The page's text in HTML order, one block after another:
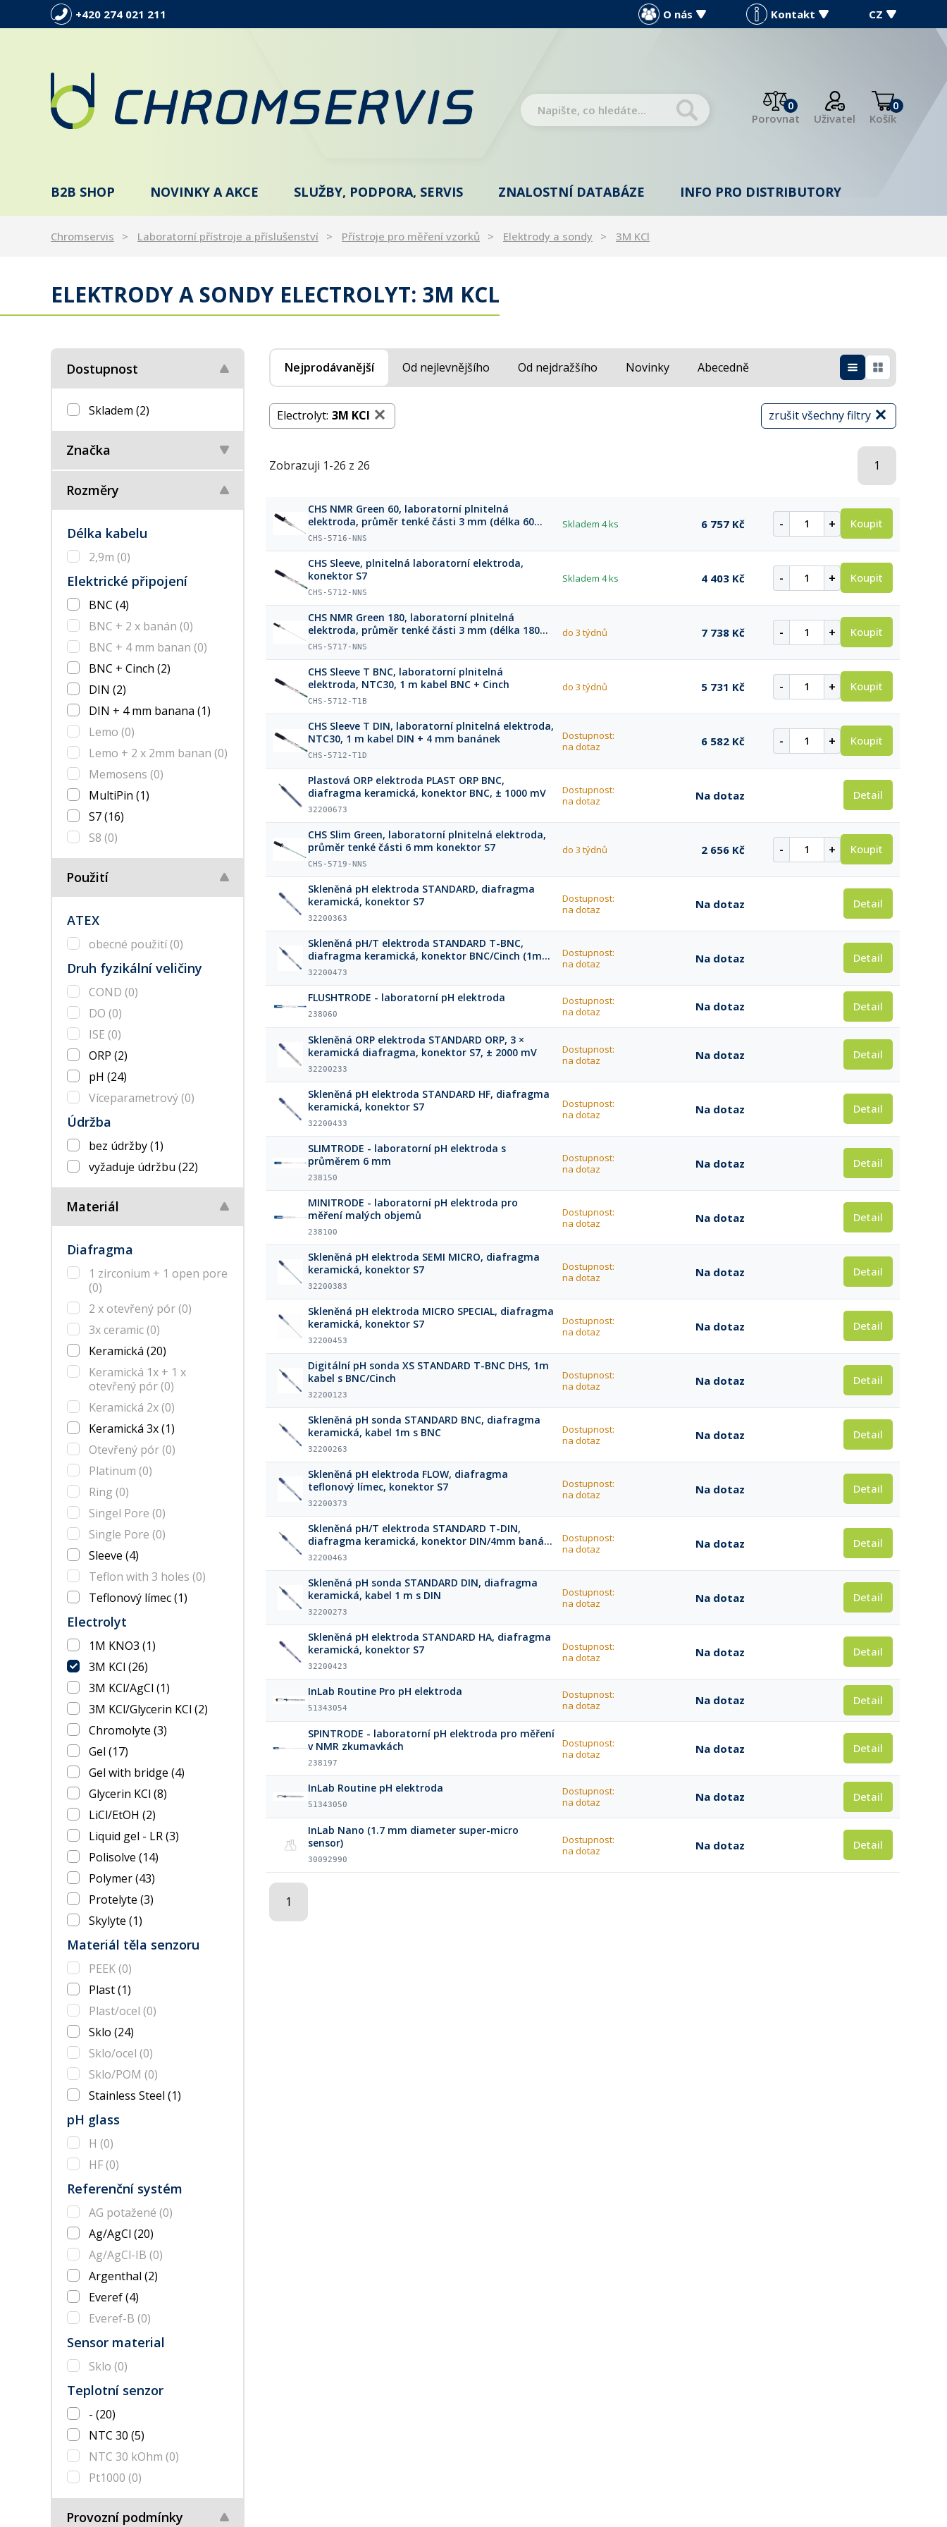
+420 274 021 211 O nás Kontakt CZ
0
Porovnat
Uživatel
0
Košík
B2B SHOP NOVINKY A AKCE SLUŽBY, PODPORA, SERVIS ZNALOSTNÍ DATABÁZE INFO PRO DISTRIBUTORY
Chromservis Laboratorní přístroje a příslušenství Přístroje pro měření vzorků Elektrody a sondy 3M KCl
ELEKTRODY A SONDY ELECTROLYT: 3M KCL
Dostupnost
Skladem (2)
Značka
Rozměry
Délka kabelu
2,9m (0)
Elektrické připojení
BNC (4)
BNC + 2 x banán (0)
BNC + 4 mm banan (0)
BNC + Cinch (2)
DIN (2)
DIN + 4 mm banana (1)
Lemo (0)
Lemo + 2 x 2mm banan (0)
Memosens (0)
MultiPin (1)
S7(16)
S8 (0)
Použití
ATEX
obecné použití(0)
Druh fyzikální veličiny
COND (0)
DO (0)
ISE (0)
ORP (2)
pH (24)
Víceparametrový(0)
Údržba
bez údržby(1)
vyžaduje údržbu (22)
Materiál
Diafragma
1 zirconium + 1 open pore
(0)
2 x otevřený pór(0)
3x ceramic(0)
Keramická (20)
Keramická 1x + 1 x
otevřený pór(0)
Keramická 2x(0)
Keramická 3x(1)
Otevřený pór(0)
Platinum (0)
Ring (0)
Singel Pore (0)
Single Pore (0)
Sleeve (4)
Teflon with 3 holes (0)
Teflonový límec(1)
Electrolyt
1M KNO3 (1)
3M KCl (26)
3M KCl/AgCl (1)
3M KCl/Glycerin KCl (2)
Chromolyte (3)
Gel (17)
Gel with bridge (4)
Glycerin KCl (8)
LiCl/EtOH (2)
Liquid gel - LR(3)
Polisolve (14)
Polymer(43)
Protelyte (3)
Skylyte (1)
Materiál těla senzoru
PEEK(0)
Plast(1)
Plast/ocel (0)
Sklo (24)
Sklo/ocel (0)
Sklo/POM (0)
Stainless Steel (1)
pH glass
H (0)
HF(0)
Referenční systém
AG potažené (0)
Ag/AgCl (20)
Ag/AgCl-IB (0)
Argenthal (2)
Everef(4)
Everef-B (0)
Sensor material
Sklo (0)
Teplotní senzor
- (20)
NTC 30 (5)
NTC 30 kOhm (0)
Pt1000 (0)
Provozní podmínky
Nejprodávanější Od nejlevnějšího Od nejdražšího Novinky Abecedně
zrušit všechny filtry
Electrolyt: 3M KCl
Zobrazuji 1-26 z 26 1
CHS NMR Green 60, laboratorní plnitelná
elektroda, průměr tenké části 3 mm (délka 60
mm), S7 konektor
CHS-5716-NNS
Skladem 4 ks 6 757 Kč - + Koupit
CHS Sleeve, plnitelná laboratorní elektroda,
konektor S7
CHS-5712-NNS
Skladem 4 ks 4 403 Kč - + Koupit
CHS NMR Green 180, laboratorní plnitelná
elektroda, průměr tenké části 3 mm (délka 180
mm), S7 konektor
CHS-5717-NNS
do 3 týdnů 7 738 Kč - + Koupit
CHS Sleeve T BNC, laboratorní plnitelná
elektroda, NTC30, 1 m kabel BNC + Cinch
CHS-5712-T1B
do 3 týdnů 5 731 Kč - + Koupit
CHS Sleeve T DIN, laboratorní plnitelná elektroda,
NTC30, 1 m kabel DIN + 4 mm banánek
CHS-5712-T1D
Dostupnost:
na dotaz
6 582 Kč - + Koupit
Plastová ORP elektroda PLAST ORP BNC,
diafragma keramická, konektor BNC, ± 1000 mV
32200673
Dostupnost:
na dotaz
Na dotaz Detail
CHS Slim Green, laboratorní plnitelná elektroda,
průměr tenké části 6 mm konektor S7
CHS-5719-NNS
do 3 týdnů 2 656 Kč - + Koupit
Skleněná pH elektroda STANDARD, diafragma
keramická, konektor S7
32200363
Dostupnost:
na dotaz
Na dotaz Detail
Skleněná pH/T elektroda STANDARD T-BNC,
diafragma keramická, konektor BNC/Cinch (1m
kabel)
32200473
Dostupnost:
na dotaz
Na dotaz Detail
FLUSHTRODE - laboratorní pH elektroda
238060
Dostupnost:
na dotaz
Na dotaz Detail
Skleněná ORP elektroda STANDARD ORP, 3 ×
keramická diafragma, konektor S7, ± 2000 mV
32200233
Dostupnost:
na dotaz
Na dotaz Detail
Skleněná pH elektroda STANDARD HF, diafragma
keramická, konektor S7
32200433
Dostupnost:
na dotaz
Na dotaz Detail
SLIMTRODE - laboratorní pH elektroda s
průměrem 6 mm
238150
Dostupnost:
na dotaz
Na dotaz Detail
MINITRODE - laboratorní pH elektroda pro
měření malých objemů
238100
Dostupnost:
na dotaz
Na dotaz Detail
Skleněná pH elektroda SEMI MICRO, diafragma
keramická, konektor S7
32200383
Dostupnost:
na dotaz
Na dotaz Detail
Skleněná pH elektroda MICRO SPECIAL, diafragma
keramická, konektor S7
32200453
Dostupnost:
na dotaz
Na dotaz Detail
Digitální pH sonda XS STANDARD T-BNC DHS, 1m
kabel s BNC/Cinch
32200123
Dostupnost:
na dotaz
Na dotaz Detail
Skleněná pH sonda STANDARD BNC, diafragma
keramická, kabel 1m s BNC
32200263
Dostupnost:
na dotaz
Na dotaz Detail
Skleněná pH elektroda FLOW, diafragma
teflonový límec, konektor S7
32200373
Dostupnost:
na dotaz
Na dotaz Detail
Skleněná pH/T elektroda STANDARD T-DIN,
diafragma keramická, konektor DIN/4mm banán
(1m kabel)
32200463
Dostupnost:
na dotaz
Na dotaz Detail
Skleněná pH sonda STANDARD DIN, diafragma
keramická, kabel 1 m s DIN
32200273
Dostupnost:
na dotaz
Na dotaz Detail
Skleněná pH elektroda STANDARD HA, diafragma
keramická, konektor S7
32200423
Dostupnost:
na dotaz
Na dotaz Detail
InLab Routine Pro pH elektroda
51343054
Dostupnost:
na dotaz
Na dotaz Detail
SPINTRODE - laboratorní pH elektroda pro měření
v NMR zkumavkách
238197
Dostupnost:
na dotaz
Na dotaz Detail
InLab Routine pH elektroda
51343050
Dostupnost:
na dotaz
Na dotaz Detail
InLab Nano (1.7 mm diameter super-micro
sensor)
30092990
Dostupnost:
na dotaz
Na dotaz Detail
1